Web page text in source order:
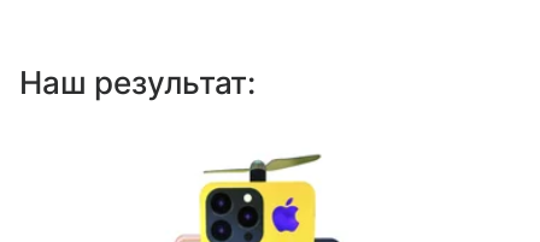
Наш результат: